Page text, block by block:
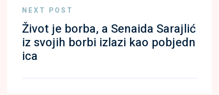
NEXT POST
Život je borba, a Senaida Sarajlić
iz svojih borbi izlazi kao pobjedn
ica